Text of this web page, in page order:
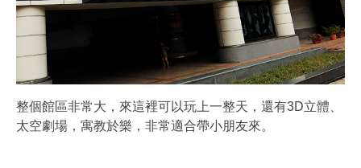
整個館區非常大，來這裡可以玩上一整天，還有3D立體、
太空劇場，寓教於樂，非常適合帶小朋友來。